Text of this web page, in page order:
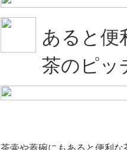
あると便
茶のピッ
茶壷や蓋碗にもあると便利な